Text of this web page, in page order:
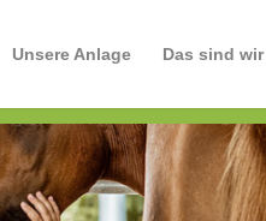
Unsere Anlage Das sind wir